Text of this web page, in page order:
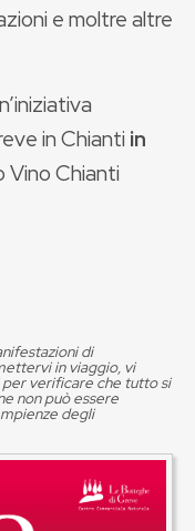
e moltre altre
in Chianti in
Vino Chianti
di
in viaggio, vi
verificare che tutto si
non può essere
degli